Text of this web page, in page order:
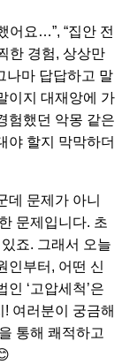
어요…”, “집안 전
한 경험, 상상만
나마 답답하고 말
이지 대재앙에 가
험했던 악몽 같은
야 할지 막막하더
데 문제가 아니
문제입니다. 초
죠. 그래서 오늘
인부터, 어떤 신
‘고압세척’은
여러분이 궁금해
통해 쾌적하고